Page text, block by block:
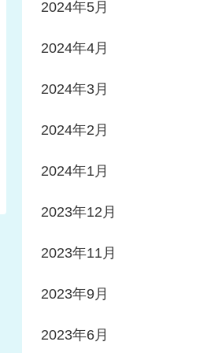
2024年5月
2024年4月
2024年3月
2024年2月
2024年1月
2023年12月
2023年11月
2023年9月
2023年6月